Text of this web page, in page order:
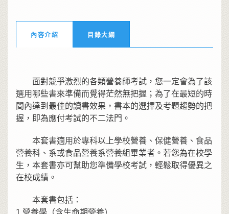
內容介紹 目錄大綱
面對競爭激烈的各類營養師考試，您一定會為了該
選用哪些書來準備而覺得茫然無把握；為了在最短的時
間內達到最佳的讀書效果，書本的選擇及考題趨勢的把
握，即為應付考試的不二法門。
本套書適用於專科以上學校營養、保健營養、食品
營養科、系或食品營養系營養組畢業者。若您為在校學
生，本套書亦可幫助您準備學校考試，輕鬆取得優異之
在校成績。
本套書包括：
1.營養學（含生命期營養）